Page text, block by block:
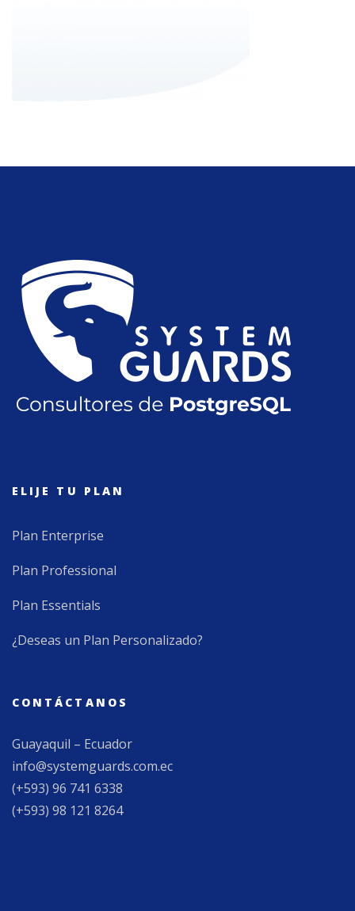
ELIJE TU PLAN
Plan Enterprise
Plan Professional
Plan Essentials
¿Deseas un Plan Personalizado?
CONTÁCTANOS
Guayaquil – Ecuador
info@systemguards.com.ec
(+593) 96 741 6338
(+593) 98 121 8264